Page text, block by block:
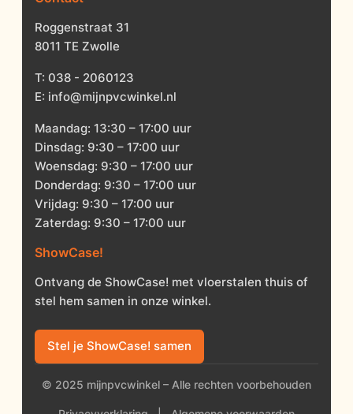
Roggenstraat 31
8011 TE Zwolle
T: 038 - 2060123
E: info@mijnpvcwinkel.nl
Maandag: 13:30 – 17:00 uur
Dinsdag: 9:30 – 17:00 uur
Woensdag: 9:30 – 17:00 uur
Donderdag: 9:30 – 17:00 uur
Vrijdag: 9:30 – 17:00 uur
Zaterdag: 9:30 – 17:00 uur
ShowCase!
Ontvang de ShowCase! met vloerstalen thuis of
stel hem samen in onze winkel.
Stel je ShowCase! samen
© 2025 mijnpvcwinkel – Alle rechten voorbehouden